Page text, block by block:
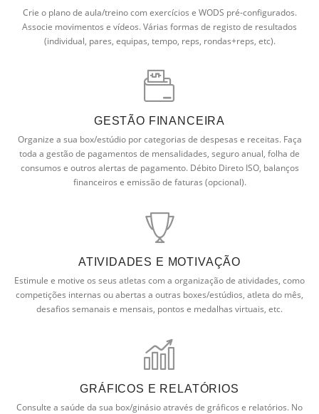
Crie o plano de aula/treino com exercícios e WODS pré-configurados.
Associe movimentos e vídeos. Várias formas de registo de resultados
(individual, pares, equipas, tempo, reps, rondas+reps, etc).
GESTÃO FINANCEIRA
Organize a sua box/estúdio por categorias de despesas e receitas. Faça
toda a gestão de pagamentos de mensalidades, seguro anual, folha de
consumos e outros alertas de pagamento. Débito Direto ISO, balanços
financeiros e emissão de faturas (opcional).
ATIVIDADES E MOTIVAÇÃO
Estimule e motive os seus atletas com a organização de atividades, como
competições internas ou abertas a outras boxes/estúdios, atleta do mês,
desafios semanais e mensais, pontos e medalhas virtuais, etc.
GRÁFICOS E RELATÓRIOS
Consulte a saúde da sua box/ginásio através de gráficos e relatórios. No